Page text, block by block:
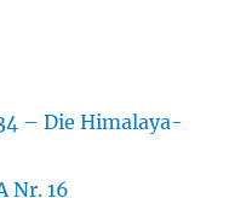
– Die Himalaya-
Nr. 16